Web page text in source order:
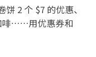
2 个 $7 的优惠、
啡……用优惠券和